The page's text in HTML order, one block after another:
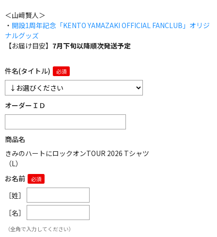
＜山﨑賢人＞
・ 開設1周年記念「KENTO YAMAZAKI OFFICIAL FANCLUB」オリジ
ナルグッズ
【お届け目安】 7月下旬以降順次発送予定
件名(タイトル)
オーダーＩＤ
商品名
きみのハートにロックオンTOUR 2026 Tシャツ
（L）
お名前
［姓］
［名］
（全角で入力してください）